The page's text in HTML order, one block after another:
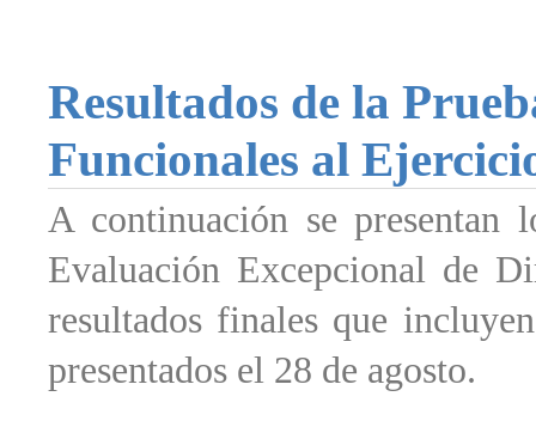
Resultados de la
Funcionales al
A continuación se presentan
Evaluación Excepcional de
resultados finales que
presentados el 28 de agosto.